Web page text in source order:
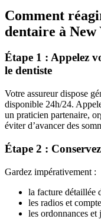
Comment
dentaire à New
Étape 1 : Appelez
le dentiste
Votre assureur dispose
disponible 24h/24.
un praticien partenaire,
éviter d’avancer des
Étape 2 :
Gardez impérativement :
la facture détaillée
les radios et
les ordonnances